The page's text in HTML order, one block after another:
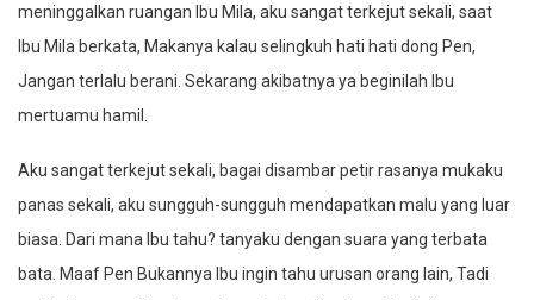
meninggalkan ruangan Ibu Mila, aku sangat terkejut sekali, saat
Ibu Mila berkata, Makanya kalau selingkuh hati hati dong Pen,
Jangan terlalu berani. Sekarang akibatnya ya beginilah Ibu
mertuamu hamil.
Aku sangat terkejut sekali, bagai disambar petir rasanya mukaku
panas sekali, aku sungguh-sungguh mendapatkan malu yang luar
biasa. Dari mana Ibu tahu? tanyaku dengan suara yang terbata
bata. Maaf Pen Bukannya Ibu ingin tahu urusan orang lain, Tadi